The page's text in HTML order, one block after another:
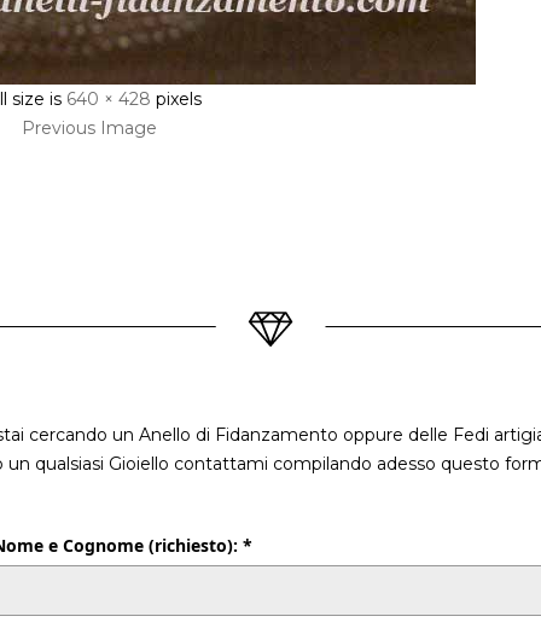
size is 640 × 428 pixels
Previous Image
cercando un Anello di Fidanzamento oppure delle Fedi
un qualsiasi Gioiello contattami compilando adesso questo
e Cognome (richiesto): *